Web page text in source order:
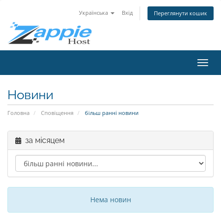
Українська Вхід Переглянути кошик
Новини
Головна Сповіщення більш ранні новини
за місяцем
Нема новин